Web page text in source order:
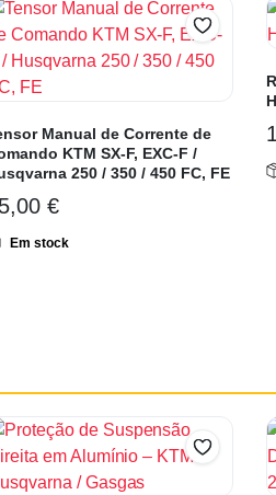
Manual de Corrente de
KTM SX-F, EXC-F /
250 / 350 / 450 FC, FE
€
Em stock